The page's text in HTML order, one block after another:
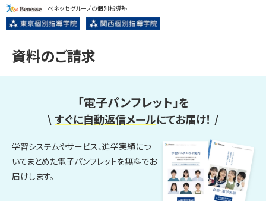
ベネッセグループの個別指導塾
資料のご請求
「電子パンフレット」を
\ すぐに自動返信メールにてお届け！ /
学習システムやサービス、進学実績につ
いてまとめた電子パンフレットを無料でお
届けします。